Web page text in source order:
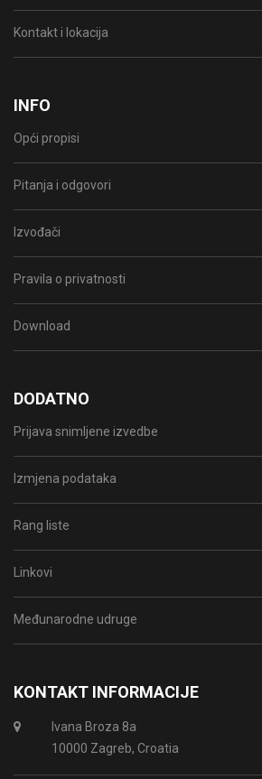
Kontakt i lokacija
INFO
Opći propisi
Pitanja i odgovori
Izvođači
Pravila o privatnosti
Download
DODATNO
Prijava snimljene izvedbe
Izmjena podataka
Rang liste
Linkovi
Međunarodne udruge
KONTAKT INFORMACIJE
Ivana Broza 8a
10000 Zagreb, Croatia